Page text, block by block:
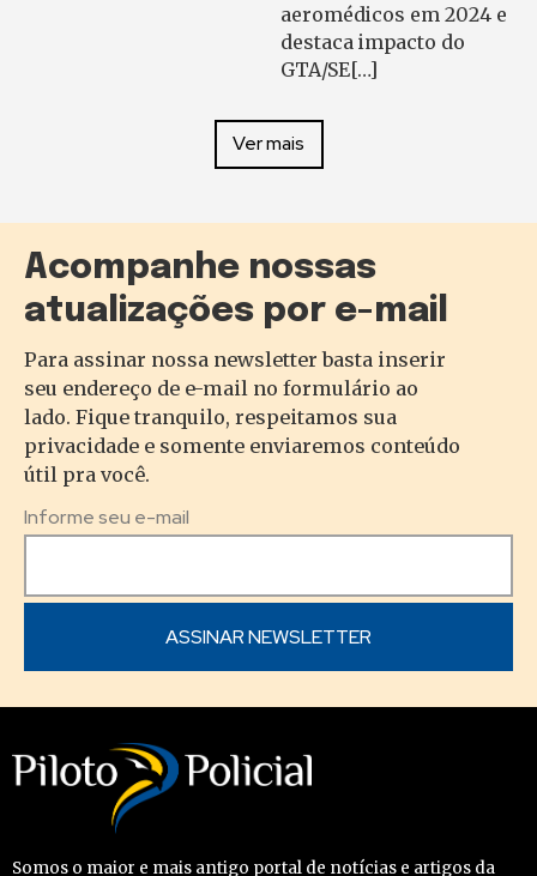
aeromédicos em 2024 e
destaca impacto do
GTA/SE[…]
Ver mais
Acompanhe nossas
atualizações por e-mail
Para assinar nossa newsletter basta inserir
seu endereço de e-mail no formulário ao
lado. Fique tranquilo, respeitamos sua
privacidade e somente enviaremos conteúdo
útil pra você.
Informe seu e-mail
Somos o maior e mais antigo portal de notícias e artigos da